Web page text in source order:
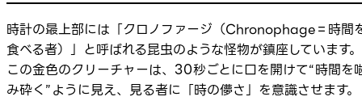
時計の最上部には「クロノファージ（Chronophage＝時間
食べる者）」と呼ばれる昆虫のような怪物が鎮座しています。
この金色のクリーチャーは、30秒ごとに口を開けて“時間を
み砕く”ように見え、見る者に「時の儚さ」を意識させます。